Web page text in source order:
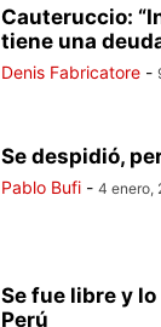
Cauteruccio:
tiene una
Denis Fabricatore -
Se despidió,
Pablo Bufi - 4 enero,
Se fue libre y
Perú